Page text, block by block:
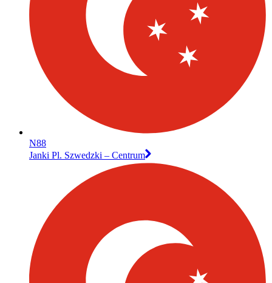
N88
Janki Pl. Szwedzki – Centrum